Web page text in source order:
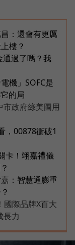
：還會有更厲
樓？
通過了嗎？我
機」SOFC是
的局
市政府綠美圖用
，00878衝破1
卡！翊嘉禮儀
：智慧通膨重
國際品牌X百大
長力